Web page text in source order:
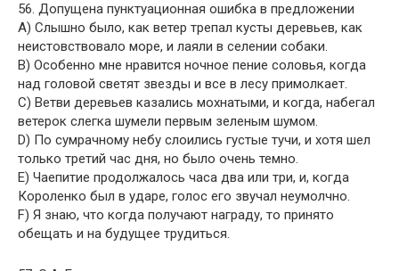
56. Допущена пунктуационная ошибка в предложении
A) Слышно было, как ветер трепал кусты деревьев, как
неистовствовало море, и лаяли в селении собаки.
B) Особенно мне нравится ночное пение соловья, когда
над головой светят звезды и все в лесу примолкает.
C) Ветви деревьев казались мохнатыми, и когда, набегал
ветерок слегка шумели первым зеленым шумом.
D) По сумрачному небу слоились густые тучи, и хотя шел
только третий час дня, но было очень темно.
E) Чаепитие продолжалось часа два или три, и, когда
Короленко был в ударе, голос его звучал неумолчно.
F) Я знаю, что когда получают награду, то принято
обещать и на будущее трудиться.